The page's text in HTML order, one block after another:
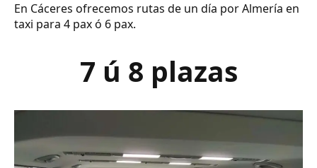
En Cáceres ofrecemos rutas de un día por Almería en
taxi para 4 pax ó 6 pax.
7 ú 8 plazas